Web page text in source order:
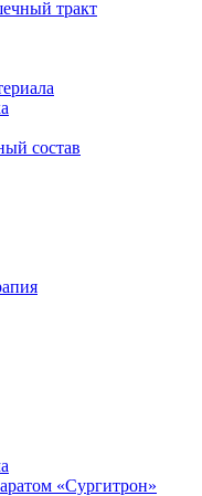
тракт
состав
«Сургитрон»‎